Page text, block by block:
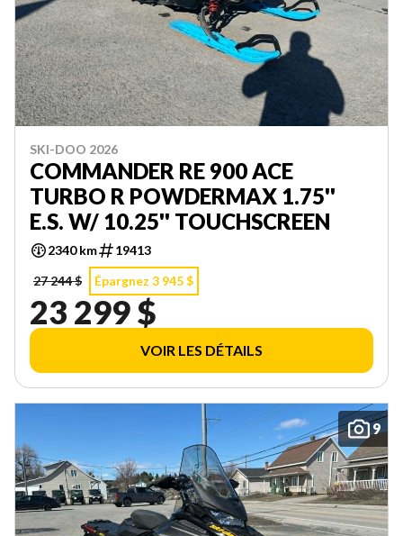
SKI-DOO 2026
COMMANDER RE 900 ACE
TURBO R POWDERMAX 1.75''
E.S. W/ 10.25'' TOUCHSCREEN
2340 km
19413
27 244 $
Épargnez 3 945 $
23 299 $
VOIR LES DÉTAILS
9